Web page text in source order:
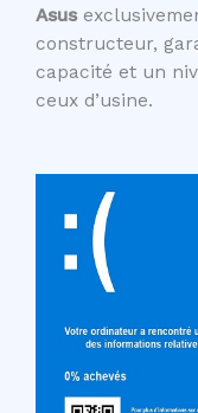
Asus
constructeur,
capacité et un
ceux d’usine.